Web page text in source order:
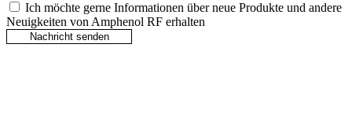
Ich möchte gerne Informationen über neue Produkte und andere
Neuigkeiten von Amphenol RF erhalten